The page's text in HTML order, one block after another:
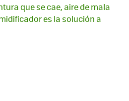
que se cae, aire de mala
es la solución a